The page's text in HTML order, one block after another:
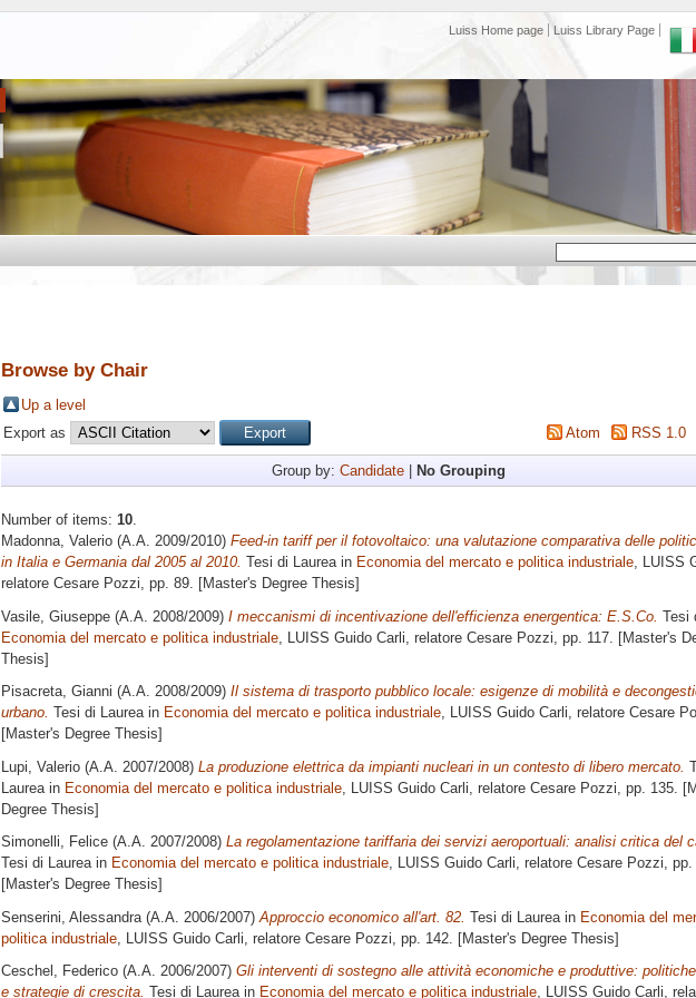
Luiss Home page Luiss Library Page
Browse by Chair
Up a level
Export as
Atom RSS 1.0
Group by: Candidate| No Grouping
Number of items: 10.
Madonna, Valerio (A.A. 2009/2010) Feed-in tariff per il fotovoltaico: una valutazione comparativa delle
in Italia e Germania dal 2005 al 2010. Tesi di Laurea in Economia del mercato e politica industriale, LUISS
relatore Cesare Pozzi, pp. 89. [Master's Degree Thesis]
Vasile, Giuseppe (A.A. 2008/2009) I meccanismi di incentivazione dell'efficienza energentica: E.S.Co. Tesi
Economia del mercato e politica industriale , LUISS Guido Carli, relatore Cesare Pozzi , pp. 117. [Master's
Thesis]
Pisacreta, Gianni (A.A. 2008/2009) Il sistema di trasporto pubblico locale: esigenze di mobilità e
urbano. Tesi di Laurea in Economia del mercato e politica industriale, LUISS Guido Carli, relatore Cesare
[Master's Degree Thesis]
Lupi, Valerio (A.A. 2007/2008) La produzione elettrica da impianti nucleari in un contesto di libero mercato.
Laurea in Economia del mercato e politica industriale , LUISS Guido Carli, relatore Cesare Pozzi , pp. 135.
Degree Thesis]
Simonelli, Felice (A.A. 2007/2008) La regolamentazione tariffaria dei servizi aeroportuali: analisi critica del
Tesi di Laurea in Economia del mercato e politica industriale, LUISS Guido Carli, relatore Cesare Pozzi, pp.
[Master's Degree Thesis]
Senserini, Alessandra (A.A. 2006/2007) Approccio economico all'art. 82. Tesi di Laurea in Economia del
politica industriale , LUISS Guido Carli, relatore Cesare Pozzi , pp. 142. [Master's Degree Thesis]
Ceschel, Federico (A.A. 2006/2007) Gli interventi di sostegno alle attività economiche e produttive:
e strategie di crescita. Tesi di Laurea in Economia del mercato e politica industriale, LUISS Guido Carli,